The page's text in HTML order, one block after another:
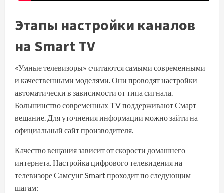
Этапы настройки каналов
на Smart TV
«Умные телевизоры» считаются самыми современными
и качественными моделями. Они проводят настройки
автоматически в зависимости от типа сигнала.
Большинство современных TV поддерживают Смарт
вещание. Для уточнения информации можно зайти на
официальный сайт производителя.
Качество вещания зависит от скорости домашнего
интернета. Настройка цифрового телевидения на
телевизоре Самсунг Smart проходит по следующим
шагам: